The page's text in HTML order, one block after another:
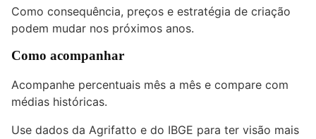
Como consequência, preços e estratégia de criação
podem mudar nos próximos anos.
Como acompanhar
Acompanhe percentuais mês a mês e compare com
médias históricas.
Use dados da Agrifatto e do IBGE para ter visão mais